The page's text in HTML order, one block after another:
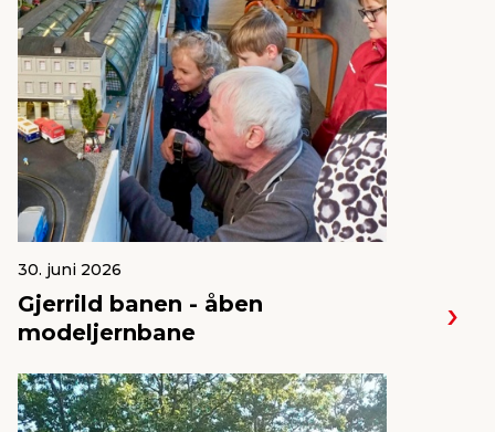
30. juni 2026
Gjerrild banen - åben
modeljernbane